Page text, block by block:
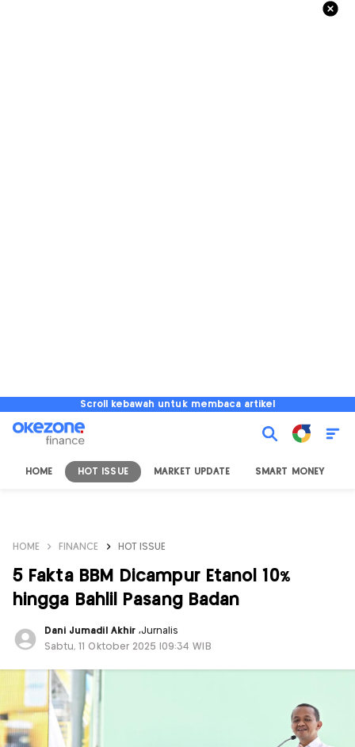
Scroll kebawah untuk membaca artikel
HOME HOT ISSUE MARKET UPDATE SMART MONEY
HOME FINANCE HOT ISSUE
5 Fakta BBM Dicampur Etanol 10%
hingga Bahlil Pasang Badan
Dani Jumadil Akhir ,Jurnalis
Sabtu, 11 Oktober 2025 |09:34 WIB